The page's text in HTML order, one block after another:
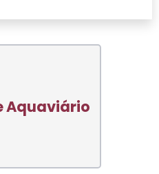
Aquaviário